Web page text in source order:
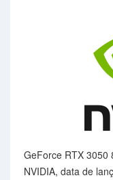
GeForce RTX 3050
NVIDIA, data de